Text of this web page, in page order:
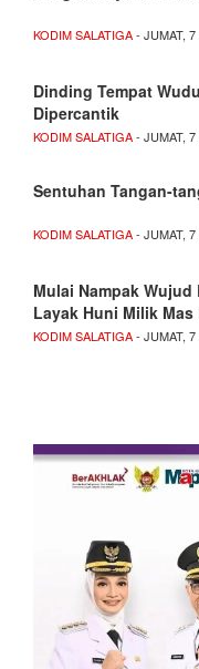
KODIM SALATIGA- JUMAT,
Dinding Tempat
Dipercantik
KODIM SALATIGA- JUMAT,
Sentuhan Tangan-
KODIM SALATIGA- JUMAT,
Mulai Nampak
Layak Huni Milik Mas
KODIM SALATIGA- JUMAT,